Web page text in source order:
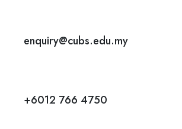
enquiry@cubs.edu.my
+6012 766 4750